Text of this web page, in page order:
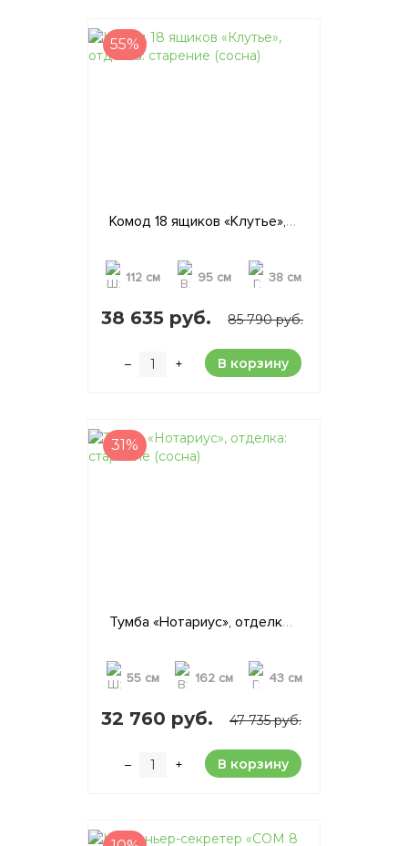
55%
Комод 18 ящиков «Клутье», отделка: старение (сосна)
112 см 95 см 38 см
38 635 руб. 85 790 руб.
– + В корзину
31%
Тумба «Нотариус», отделка: старение (сосна)
55 см 162 см 43 см
32 760 руб. 47 735 руб.
– + В корзину